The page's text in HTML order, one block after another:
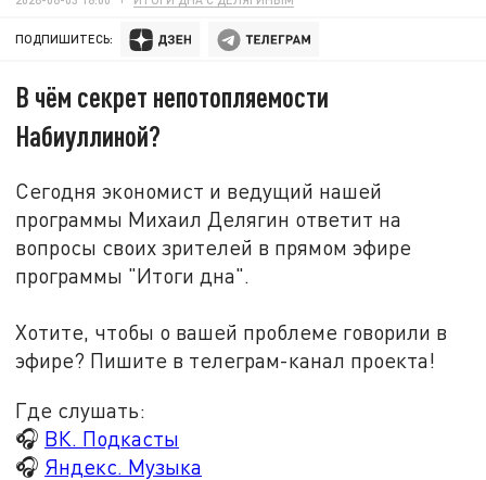
ПОДПИШИТЕСЬ:
В чём секрет непотопляемости
Набиуллиной?
Сегодня экономист и ведущий нашей
программы Михаил Делягин ответит на
вопросы своих зрителей в прямом эфире
программы "Итоги дна".
Хотите, чтобы о вашей проблеме говорили в
эфире? Пишите в телеграм-канал проекта!
Где слушать:
🎧 ВК. Подкасты
🎧 Яндекс. Музыка